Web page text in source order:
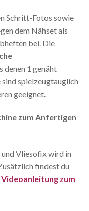
Schritt-Fotos sowie
dem Nähset als
bei. Die
denen 1 genäht
spielzeugtauglich
geeignet.
zum Anfertigen
Vliesofix wird in
findest du
Videoanleitung zum